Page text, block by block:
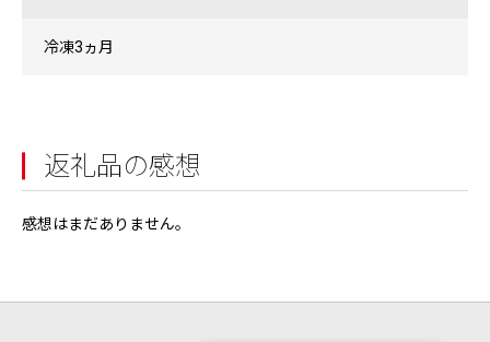
冷凍3ヵ月
返礼品の感想
感想はまだありません。